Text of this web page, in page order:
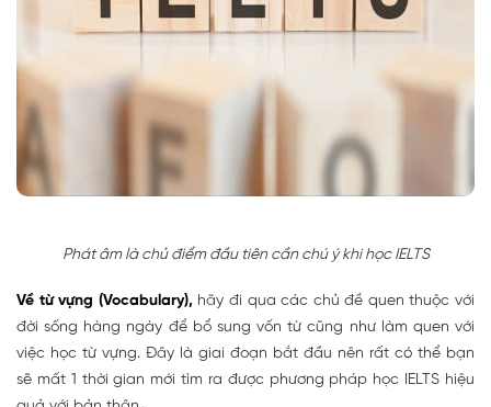
Phát âm là chủ điểm đầu tiên cần chú ý khi học IELTS
Về từ vựng (Vocabulary), hãy đi qua các chủ đề quen thuộc với
đời sống hàng ngày để bổ sung vốn từ cũng như làm quen với
việc học từ vựng. Đây là giai đoạn bắt đầu nên rất có thể bạn
sẽ mất 1 thời gian mới tìm ra được phương pháp học IELTS hiệu